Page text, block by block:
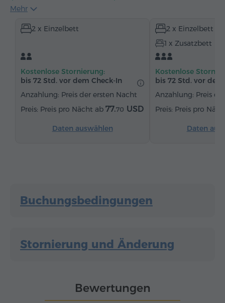
Handtücher
Kleiderschrank Stühl
Mehr
2 x Einzelbett
Kostenlose Stornierung:
bis 72 Std. vor dem Check-In
Anzahlung: Preis der ersten Nacht
Preis pro Nächt ab 77.70 USD
Daten auswählen
2 x Einzelbett
1 x Zusatzbett
Kostenlose
bis 72 Std. vor
Anzahlung: Preis
Preis pro
Daten
Buchungsbedingungen
Stornierung und Änderung
Bewertungen